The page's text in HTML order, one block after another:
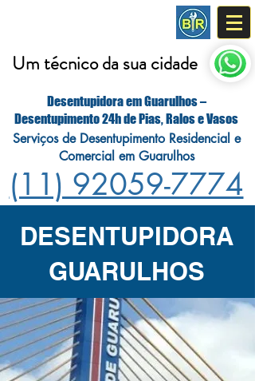
Um técnico da sua cidade
Desentupidora em Guarulhos –
Desentupimento 24h de Pias, Ralos e Vasos
Serviços de Desentupimento Residencial e
Comercial em Guarulhos
(11) 92059-7774
DESENTUPIDORA
GUARULHOS